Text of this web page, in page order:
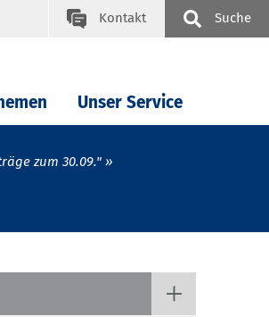
Kontakt Suche
Unser Service
zum 30.09."